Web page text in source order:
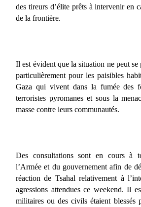
des tireurs d’élite prêts à intervenir en
de la frontière.
Il est évident que la situation ne peut se
particulièrement pour les paisibles
Gaza qui vivent dans la fumée des
terroristes pyromanes et sous la
masse contre leurs communautés.
Des consultations sont en cours à
l’Armée et du gouvernement afin de
réaction de Tsahal relativement à
agressions attendues ce weekend. Il
militaires ou des civils étaient blessés